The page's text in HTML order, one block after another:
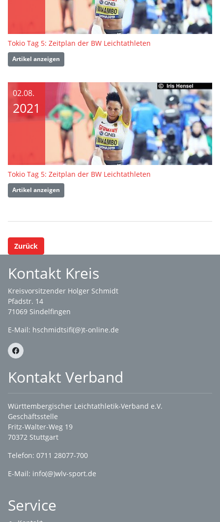
Tokio Tag 5: Zeitplan der BW Leichtathleten
Artikel anzeigen
02.08.
2021
Tokio Tag 5: Zeitplan der BW Leichtathleten
Artikel anzeigen
Zurück
Kontakt Kreis
Kreisvorsitzender Holger Schmidt
Pfadstr. 14
71069 Sindelfingen
E-Mail: hschmidtsifi(@)t-online.de
Kontakt Verband
Württembergischer Leichtathletik-Verband e.V.
Geschäftsstelle
Fritz-Walter-Weg 19
70372 Stuttgart
Telefon: 0711 28077-700
E-Mail: info(@)wlv-sport.de
Service